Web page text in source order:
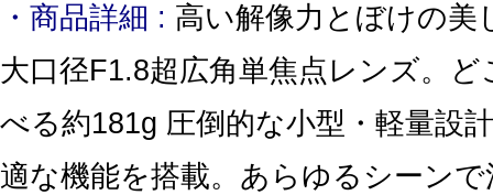
・商品詳細 : 高い解像力とぼけの美
大口径F1.8超広角単焦点レンズ。
べる約181g 圧倒的な小型・軽量設
適な機能を搭載。あらゆるシーン